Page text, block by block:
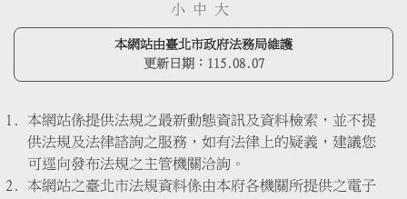
小 中 大
本網站由臺北市政府法務局維護
更新日期： 115.08.07
本網站係提供法規之最新動態資訊及資料檢索，並不提
供法規及法律諮詢之服務，如有法律上的疑義，建議您
可逕向發布法規之主管機關洽詢。
本網站之臺北市法規資料係由本府各機關所提供之電子